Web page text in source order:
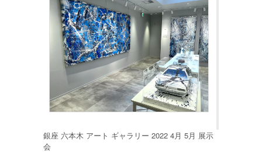
銀座 六本木 アート ギャラリー 2022 4月 5月 展示
会